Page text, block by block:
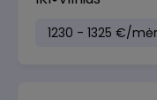
1230 - 1325 €/